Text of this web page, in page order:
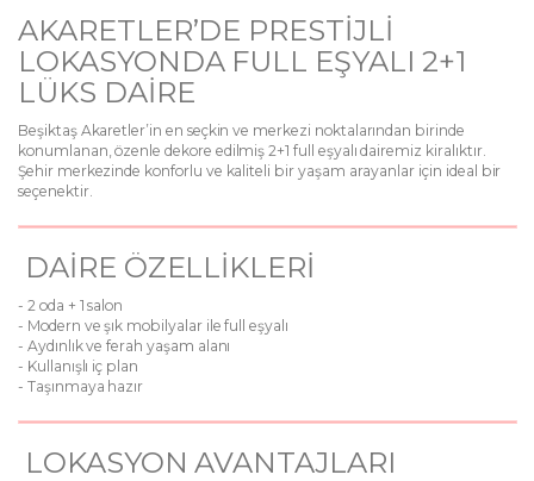
AKARETLER’DE PRESTİJLİ
LOKASYONDA FULL EŞYALI 2+1
LÜKS DAİRE
Beşiktaş Akaretler’in en seçkin ve merkezi noktalarından birinde
konumlanan, özenle dekore edilmiş 2+1 full eşyalı dairemiz kiralıktır.
Şehir merkezinde konforlu ve kaliteli bir yaşam arayanlar için ideal bir
seçenektir.
DAİRE ÖZELLİKLERİ
- 2 oda + 1 salon
- Modern ve şık mobilyalar ile full eşyalı
- Aydınlık ve ferah yaşam alanı
- Kullanışlı iç plan
- Taşınmaya hazır
LOKASYON AVANTAJLARI